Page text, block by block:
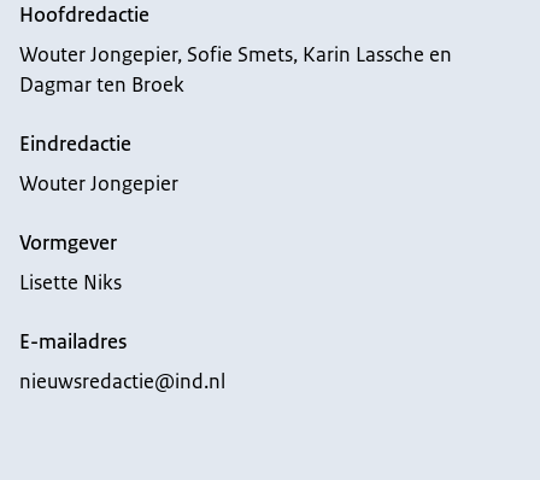
Hoofdredactie
Wouter Jongepier, Sofie Smets, Karin Lassche en
Dagmar ten Broek
Eindredactie
Wouter Jongepier
Vormgever
Lisette Niks
E-mailadres
nieuwsredactie@ind.nl